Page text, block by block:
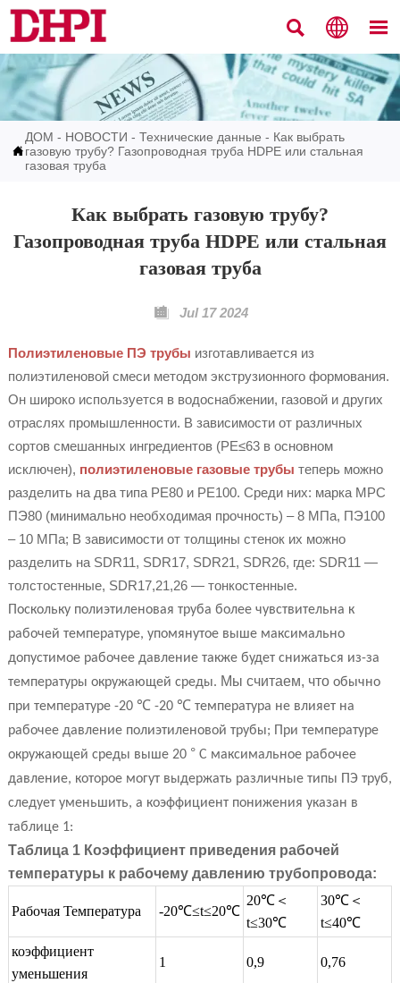
  

ДОМ - НОВОСТИ -Технические данные - Как выбрать
газовую трубу? Газопроводная труба HDPE или стальная
газовая труба
Как выбрать газовую трубу?
Газопроводная труба HDPE или стальная
газовая труба
 Jul 17 2024
Полиэтиленовые ПЭ трубы изготавливается из
полиэтиленовой смеси методом экструзионного формования.
Он широко используется в водоснабжении, газовой и других
отраслях промышленности. В зависимости от различных
сортов смешанных ингредиентов (PE≤63 в основном
исключен), полиэтиленовые газовые трубы теперь можно
разделить на два типа PE80 и PE100. Среди них: марка МРС
ПЭ80 (минимально необходимая прочность) – 8 МПа, ПЭ100
– 10 МПа; В зависимости от толщины стенок их можно
разделить на SDR11, SDR17, SDR21, SDR26, где: SDR11 —
толстостенные, SDR17,21,26 — тонкостенные.
Поскольку полиэтиленовая труба более чувствительна к
рабочей температуре, упомянутое выше максимально
допустимое рабочее давление также будет снижаться из-за
температуры окружающей среды. Мы считаем, что обычно
при температуре -20℃ -20℃ температура не влияет на
рабочее давление полиэтиленовой трубы; При температуре
окружающей среды выше 20° С максимальное рабочее
давление, которое могут выдержать различные типы ПЭ труб,
следует уменьшить, а коэффициент понижения указан в
таблице 1:
Таблица 1 Коэффициент приведения рабочей
температуры к рабочему давлению трубопровода:
Рабочая Температура -20℃≤t≤20℃
20℃＜
t≤30℃
30℃＜
t≤40℃
коэффициент
уменьшения
1 0,9 0,76